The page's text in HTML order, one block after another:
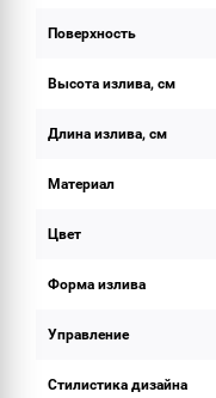
Поверхность
Высота излива, см
Длина излива, см
Материал
Цвет
Форма излива
Управление
Стилистика дизайна